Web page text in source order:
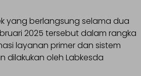
yang berlangsung selama dua
2025 tersebut dalam rangka
layanan primer dan sistem
dilakukan oleh Labkesda